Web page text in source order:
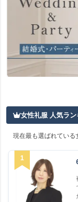
女性礼服 人気ラ
現在最も選ばれている
1